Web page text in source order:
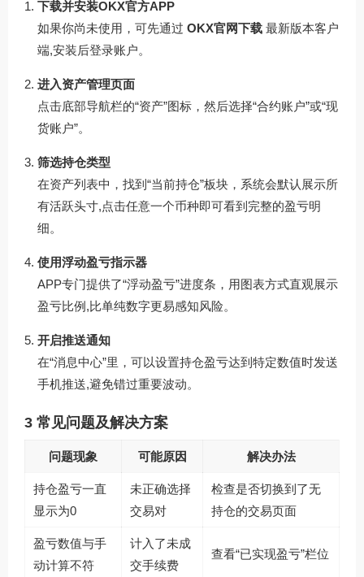
下载并安装OKX官方APP
如果你尚未使用，可先通过 OKX官网下载 最新版本客户
端,安装后登录账户。
进入资产管理页面
点击底部导航栏的“资产”图标，然后选择“合约账户”或“现
货账户”。
筛选持仓类型
在资产列表中，找到“当前持仓”板块，系统会默认展示所
有活跃头寸,点击任意一个币种即可看到完整的盈亏明
细。
使用浮动盈亏指示器
APP专门提供了“浮动盈亏”进度条，用图表方式直观展示
盈亏比例,比单纯数字更易感知风险。
开启推送通知
在“消息中心”里，可以设置持仓盈亏达到特定数值时发送
手机推送,避免错过重要波动。
3 常见问题及解决方案
问题现象 可能原因 解决办法
持仓盈亏一直
显示为0
未正确选择
交易对
检查是否切换到了无
持仓的交易页面
盈亏数值与手
动计算不符
计入了未成
交手续费
查看“已实现盈亏”栏位